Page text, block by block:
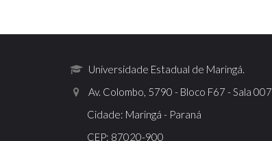
Universidade Estadual de Maringá.
Av. Colombo, 5790 - Bloco F67 - Sala 007
Cidade: Maringá - Paraná
CEP: 87020-900